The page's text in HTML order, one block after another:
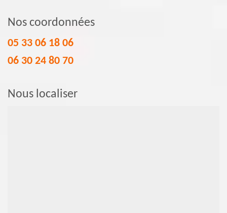
Nos coordonnées
05 33 06 18 06
06 30 24 80 70
Nous localiser